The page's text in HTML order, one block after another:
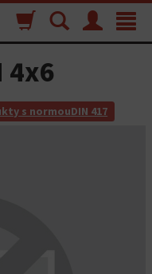
Toggle
Menu
Vyhľadávanie
Nákupný
košík
4x6
s normouDIN 417